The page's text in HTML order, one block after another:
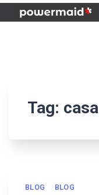
Tag: casa
BLOG BLOG